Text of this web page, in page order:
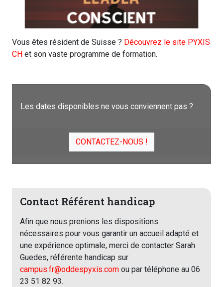
Vous êtes résident de Suisse ? Découvrez le site PYXIS
CH et son vaste programme de formation.
Les dates disponibles ne vous conviennent pas ?
CONTACTEZ-NOUS !
Contact Référent handicap
Afin que nous prenions les dispositions
nécessaires pour vous garantir un accueil adapté et
une expérience optimale, merci de contacter Sarah
Guedes, référente handicap sur
campus.fr@oddespyxis.com ou par téléphone au 06
23 51 82 93.